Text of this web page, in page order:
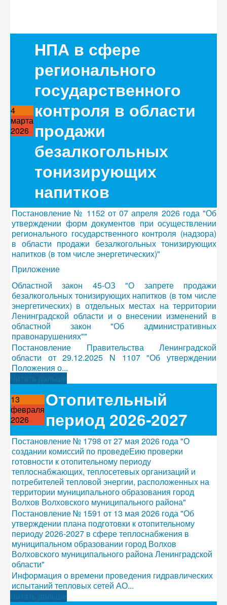
4
марта
2026
НПА в сфере
регионального
государственного
контроля в области
продажи
безалкогольных
тонизирующих
напитков
Постановление № 1152 от 07 апреля 2026 года "Об
утверждении форм документов при осуществлении
регионального государственного контроля (надзора)
в области продажи безалкогольных тонизирующих
напитков (в том числе энергетических)"
Приложение
Областной закон 45-ОЗ "О запрете продажи
безалкогольных тонизирующих напитков (в том числе
энергетических) в отдельных местах на территории
Ленинградской области и о внесении изменений в
областной закон "Об административных
правонарушениях""
Постановление Правительства Ленинградской
области от 29.12.2025 N 1107 "Об утверждении
Положения о...
Читать дальше
13
февраля
2026
Отопительный
период 2026-2027
Постановление № 1798 от 27 мая 2026 года "О
создании комиссий по проведеЕию проверки
готовности к отопительному периоду
теплоснабжающих, теплосетевых организаций и
потребителей тепловой энергии, расположенных на
территории муниципального образования город
Волхов Волховского муниципального района"
Постановление № 1591 от 13 мая 2026 года "Об
утверждении плана подготовки к отопительному
периоду 2026-2027 в сфере теплоснабжения в
муниципальном образовании город Волхов
Волховского муниципального района Ленинградской
области"
Информация о времени проведения гидравлических
испытаний тепловых сетей АО...
Читать дальше